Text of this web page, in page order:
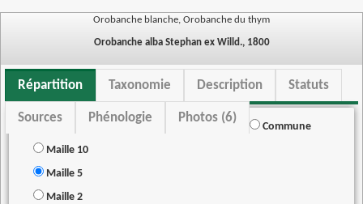
Orobanche blanche, Orobanche du thym
Orobanche alba Stephan ex Willd., 1800
Répartition Taxonomie Description Statuts
Sources Phénologie Photos (6)
Commune
Maille 10
Maille 5
Maille 2